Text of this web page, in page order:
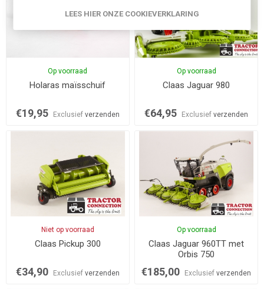
Op voorraad
Holaras maïsschuif
€19,95 Exclusief verzenden
Op voorraad
Claas Jaguar 980
€64,95 Exclusiefverzenden
Niet op voorraad
Claas Pickup 300
€34,90 Exclusief verzenden
Op voorraad
Claas Jaguar 960TT met
Orbis 750
€185,00 Exclusiefverzenden
LEES HIER ONZE COOKIEVERKLARING